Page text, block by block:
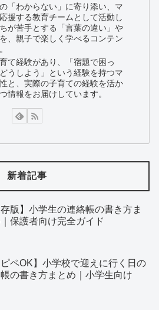
「わからない」に寄り添い、マ
援する教育チームとして活動し
が苦手とする「言葉の違い」や
、親子で楽しく学べるコンテン
て経験があり、「宿題で困っ
うしよう」という経験を持つマ
と、実際の子育ての経験を活か
情報をお届けしています。
新着記事
存版】小学生の連絡帳の書き方ま
保護者向け完全ガイド
ピペOK】小学校で迎えに行く日の
の書き方まとめ｜小学生向け